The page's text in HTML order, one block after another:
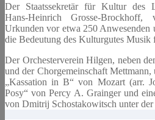
Der Staatssekretär für Kultur des
Hans-Heinrich Grosse-
Urkunden vor etwa 250 Anwesenden
die Bedeutung des Kulturgutes
Der Orchesterverein Hilgen, neben
und der Chorgemeinschaft Mettmann,
„Kassation in B“ von Mozart (arr.
Posy“ von Percy A. Grainger und
von Dmitrij Schostakowitsch unter